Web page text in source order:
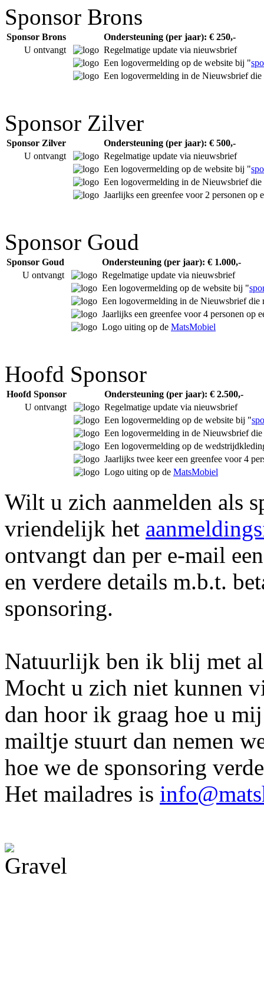
Sponsor Brons
Sponsor Brons
Ondersteuning (per jaar): € 250,-
U ontvangt
Regelmatige update via nieuwsbrief
Een logovermelding op de website bij "
Een logovermelding in de Nieuwsbrief
Sponsor Zilver
Sponsor Zilver
Ondersteuning (per jaar): € 500,-
U ontvangt
Regelmatige update via nieuwsbrief
Een logovermelding op de website bij "
Een logovermelding in de Nieuwsbrief
Jaarlijks een greenfee voor 2 personen op
Sponsor Goud
Sponsor Goud
Ondersteuning (per jaar): € 1.000,-
U ontvangt
Regelmatige update via nieuwsbrief
Een logovermelding op de website bij "
Een logovermelding in de Nieuwsbrief die
Jaarlijks een greenfee voor 4 personen op
Logo uiting op de MatsMobiel
Hoofd Sponsor
Hoofd Sponsor
Ondersteuning (per jaar): € 2.500,-
U ontvangt
Regelmatige update via nieuwsbrief
Een logovermelding op de website bij "
Een logovermelding in de Nieuwsbrief
Een logovermelding op de
Jaarlijks twee keer een greenfee voor 4
Logo uiting op de MatsMobiel
Wilt u zich aanmelden als
vriendelijk het
ontvangt dan per e-mail
en verdere details m.b.t.
sponsoring.
Natuurlijk ben ik blij met
Mocht u zich niet kunnen
dan hoor ik graag hoe u
mailtje stuurt dan nemen
hoe we de sponsoring
Het mailadres is